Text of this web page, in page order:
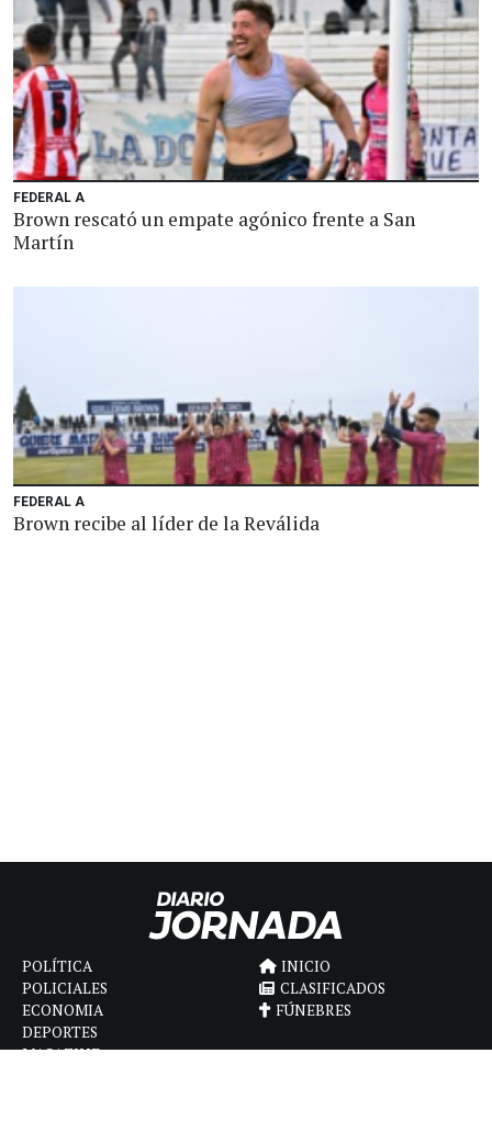
FEDERAL A
Brown rescató un empate agónico frente a San
Martín
FEDERAL A
Brown recibe al líder de la Reválida
POLÍTICA
POLICIALES
ECONOMIA
DEPORTES
MAGAZINE
INICIO
CLASIFICADOS
FÚNEBRES